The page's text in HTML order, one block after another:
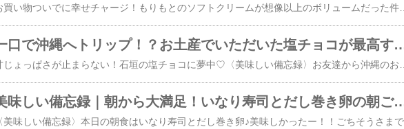
お買い物ついでに幸せチャージ！もりもとのソフトクリームが想像以上のボリュームだった件〈美味しい備忘録〉近所のイオンのもりもとのコーヒーモカソフト。ボリュームがあって美味しい♪最近のお気に入りです♡#ソフトクリーム#コーヒーゼリー#もりもと#イオン札幌元町#新商品【PR】＜女子力をアップするキレイ情報／札幌の美容室編＞ヘナカラー推奨サロン｜美容室 クリエイティブ アスティア☆オーガニックヘアカラー・ヘナお試し30%OFFキャンペーン！ヘナカラー・お試しプラン￥10,000→￥7,000（税込料金 ヘナカラー・カット・シャンプー・ブロー込み）
一口で沖縄へトリップ！？お土産でいただい
美味しい備忘録｜朝から大満足！いなり寿
〈美味しい備忘録〉本日の朝食はいな